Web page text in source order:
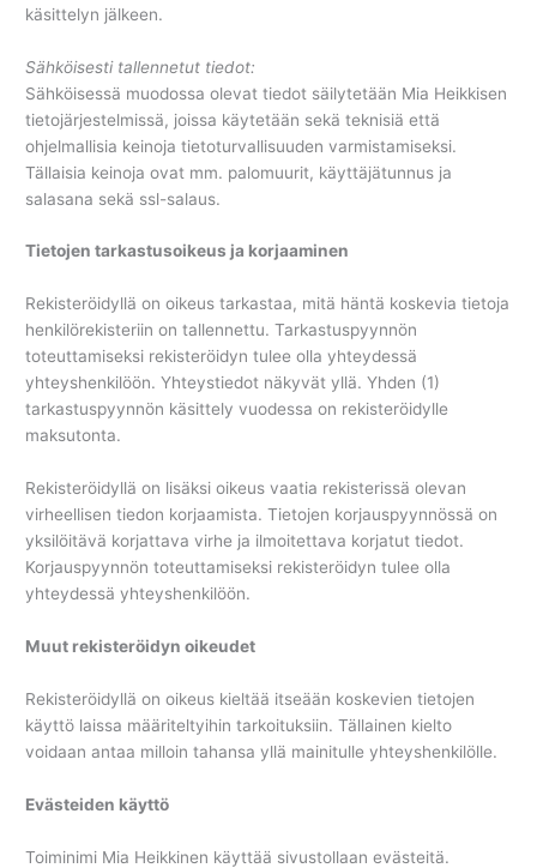
käsittelyn jälkeen.
Sähköisesti tallennetut tiedot:
Sähköisessä muodossa olevat tiedot säilytetään Mia Heikkisen
tietojärjestelmissä, joissa käytetään sekä teknisiä että
ohjelmallisia keinoja tietoturvallisuuden varmistamiseksi.
Tällaisia keinoja ovat mm. palomuurit, käyttäjätunnus ja
salasana sekä ssl-salaus.
Tietojen tarkastusoikeus ja korjaaminen
Rekisteröidyllä on oikeus tarkastaa, mitä häntä koskevia tietoja
henkilörekisteriin on tallennettu. Tarkastuspyynnön
toteuttamiseksi rekisteröidyn tulee olla yhteydessä
yhteyshenkilöön. Yhteystiedot näkyvät yllä. Yhden (1)
tarkastuspyynnön käsittely vuodessa on rekisteröidylle
maksutonta.
Rekisteröidyllä on lisäksi oikeus vaatia rekisterissä olevan
virheellisen tiedon korjaamista. Tietojen korjauspyynnössä on
yksilöitävä korjattava virhe ja ilmoitettava korjatut tiedot.
Korjauspyynnön toteuttamiseksi rekisteröidyn tulee olla
yhteydessä yhteyshenkilöön.
Muut rekisteröidyn oikeudet
Rekisteröidyllä on oikeus kieltää itseään koskevien tietojen
käyttö laissa määriteltyihin tarkoituksiin. Tällainen kielto
voidaan antaa milloin tahansa yllä mainitulle yhteyshenkilölle.
Evästeiden käyttö
Toiminimi Mia Heikkinen käyttää sivustollaan evästeitä.